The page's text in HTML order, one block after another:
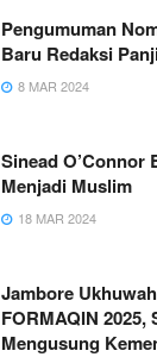
Pengumuman
Baru Redaksi
8 MAR 2024
Sinead O’Connor
Menjadi Muslim
18 MAR 2024
Jambore Ukhuwah
FORMAQIN 2025,
Mengusung